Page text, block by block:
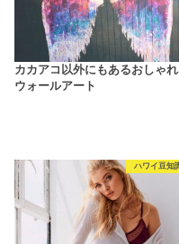
カカアコ以外にもあるおしゃ
ウォールアート
ハワイ豆知